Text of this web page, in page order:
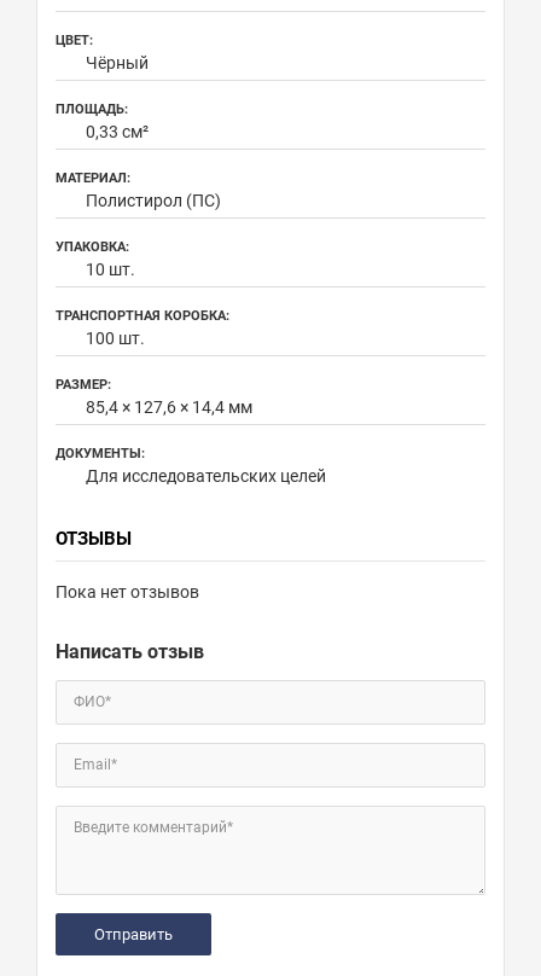
ЦВЕТ:
Чёрный
ПЛОЩАДЬ:
0,33 см²
МАТЕРИАЛ:
Полистирол (ПС)
УПАКОВКА:
10 шт.
ТРАНСПОРТНАЯ КОРОБКА:
100 шт.
РАЗМЕР:
85,4 × 127,6 × 14,4 мм
ДОКУМЕНТЫ:
Для исследовательских целей
ОТЗЫВЫ
Пока нет отзывов
Написать отзыв
ФИО*
Email*
Введите комментарий*